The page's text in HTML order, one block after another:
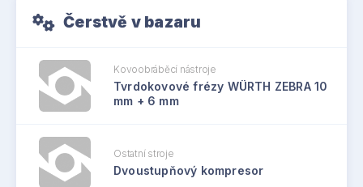
Čerstvě v bazaru
Kovoobráběcí nástroje
Tvrdokovové frézy WÜRTH ZEBRA 10
mm + 6 mm
Ostatní stroje
Dvoustupňový kompresor